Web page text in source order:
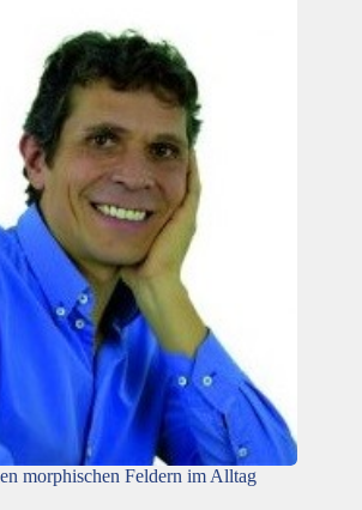
morphischen Feldern im Alltag